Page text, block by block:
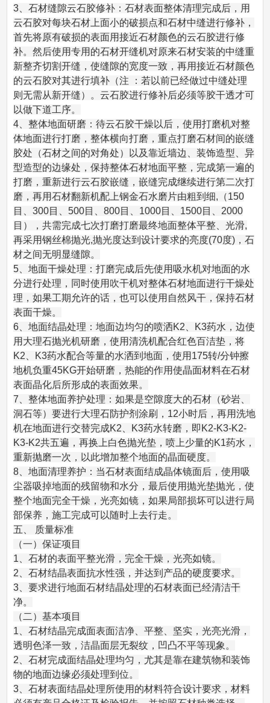
3、石材缝隙云石胶修补：石材表面整体清理完成后，用
云石胶对每块石材上面小的破损点和石材中缝进行修补，
首先将原有破损的表面用接近石材颜色的云石胶进行修
补。然后使用专用的石材开缝机对原来石材安装的中缝重
新整齐切割开缝，使缝隙的宽度一致，再用接近石材颜色
的云石胶对其进行填补（注 ：若以前已经做过中缝处理
则无需从新开缝）。云石胶进行修补后必须等胶干透才可
以做下道工序。
4、整体地面研磨：待云石胶干燥以后，使用打磨机对整
体地面进行打磨，整体横向打磨，重点打磨石材间的嵌缝
胶处（石材之间的对角处）以及靠近墙边、装饰造型、异
型造型的边缘处，保持整体石材地面平整，完成第一遍的
打磨，重新进行云石胶嵌缝，嵌缝完成继续进行第二次打
磨，再用石材翻新机配上钢金石水磨片由粗到细,（150
目、300目、500目、800目、1000目、1500目、2000
目），共需完成七次打磨打磨最终地面整体平整、光滑,
再采用钢丝棉抛光,抛光度达到设计要求的亮度(70度)，石
材之间无明显缝隙。
5、地面干燥处理：打磨完成后先使用吸水机对地面的水
分进行处理，同时使用吹干机对整体石材地面进行干燥处
理，如果工期允许的话，也可以使用自然风干，保持石材
表面干燥。
6、地面结晶处理：地面边均匀的喷洒K2、K3药水，边使
用大理石抛光机研磨，使用清洗机配合红色百洁垫，将
K2、K3药水配合等量的水洒到地面，使用175转/分钟擦
地机负重45KG开始研磨，热能的作用使晶面材料在石材
表面晶化后所形成的表面效果。
7、整体地面养护处理：如果是空隙度大的石材（砂岩、
洞石等）要进行大理石防护剂涂刷，12小时后，再用洗地
机在地面进行交替完成K2、K3药水转磨，即K2-K3-K2-
K3-K2共五遍，再换上白色抛光垫，喷上少量的K1药水，
重新抛磨一次，以此增加整个地面的晶面硬度。
8、地面清理养护：当石材表面结成晶体镜面后，使用吸
尘器吸掉地面的残留物和水分，最后使用抛光垫抛光，使
整个地面完全干燥，光亮如镜，如果局部损坏可以进行局
部保养，施工完成可以随时上去行走。
五、 质量标准
（一）保证项目
1、石材的表面平整光滑，完全干燥，光亮如镜。
2、石材结晶表面抗水性强，并达到产品的硬度要求。
3、要求进行地面石材结晶处理的石材表面已经清洁干
净。
（二）基本项目
1、石材结晶完成面表面洁净、平整、坚实，光亮光滑，
透明色泽一致，洁晶面层无裂纹，凹凸不平等现象。
2、石材完成面结晶处理均匀，尤其是靠在建筑物和装饰
物的地面边缘必须处理到位。
3、石材表面结晶处理所使用的材料符合设计要求，材料